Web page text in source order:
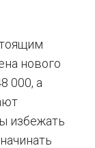
нового
000, а
избежать